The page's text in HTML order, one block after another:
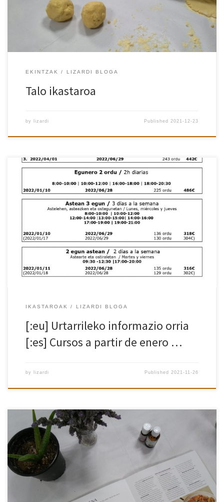
EKINTZAK LIZARDI BLOGA
Talo ikastaroa
by lizardi Published 2021-12-23
IKASTAROAK LIZARDI BLOGA
[:eu] Urtarrileko informazio orria
[:es] Cursos a partir de enero …
by lizardi Published2021-11-26
Ederra izan da gaur Mariak eman digun ikastaroa! Sendabelar eta
inguruan ditugun produktu naturalekin munduko krema
hidratatzailerik onena omen dena egiten ikasi dugu.